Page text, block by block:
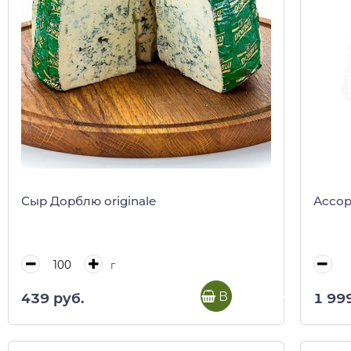
Сыр Дорблю originale
г
439 руб. В корзину 1